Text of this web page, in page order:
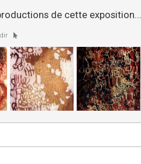
de cette exposition...